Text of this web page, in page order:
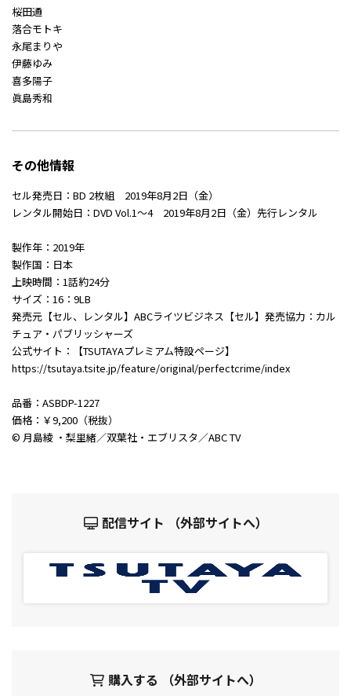
桜田通
落合モトキ
永尾まりや
伊藤ゆみ
喜多陽子
眞島秀和
その他情報
セル発売日：BD 2枚組 2019年8月2日（金）
レンタル開始日：DVD Vol.1～4 2019年8月2日（金）先行レンタル
製作年：2019年
製作国：日本
上映時間：1話約24分
サイズ：16：9LB
発売元【セル、レンタル】ABCライツビジネス【セル】発売協力：カル
チュア・パブリッシャーズ
公式サイト：【TSUTAYAプレミアム特設ページ】
https://tsutaya.tsite.jp/feature/original/perfectcrime/index
品番：ASBDP-1227
価格：￥9,200（税抜）
© 月島綾 ・梨里緒／双葉社・エブリスタ／ABC TV
配信サイト （外部サイトへ）
購入する （外部サイトへ）